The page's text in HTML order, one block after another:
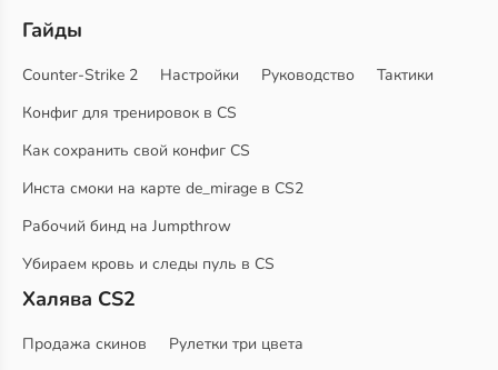
Гайды
Counter-Strike 2 Настройки Руководство
Тактики
Конфиг для тренировок в CS
Как сохранить свой конфиг CS
Инста смоки на карте de_mirage в CS2
Рабочий бинд на Jumpthrow
Убираем кровь и следы пуль в CS
Халява CS2
Продажа скинов
Рулетки три цвета